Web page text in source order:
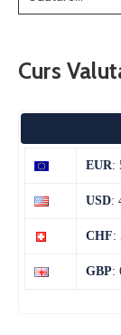
Curs
EUR:
USD:
CHF:
GBP: